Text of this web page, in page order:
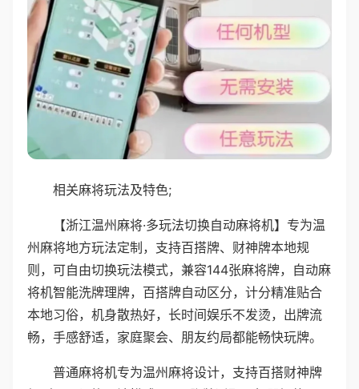
相关麻将玩法及特色;
【浙江温州麻将·多玩法切换自动麻将机】专为温
州麻将地方玩法定制，支持百搭牌、财神牌本地规
则，可自由切换玩法模式，兼容144张麻将牌，自动麻
将机智能洗牌理牌，百搭牌自动区分，计分精准贴合
本地习俗，机身散热好，长时间娱乐不发烫，出牌流
畅，手感舒适，家庭聚会、朋友约局都能畅快玩牌。
普通麻将机专为温州麻将设计，支持百搭财神牌